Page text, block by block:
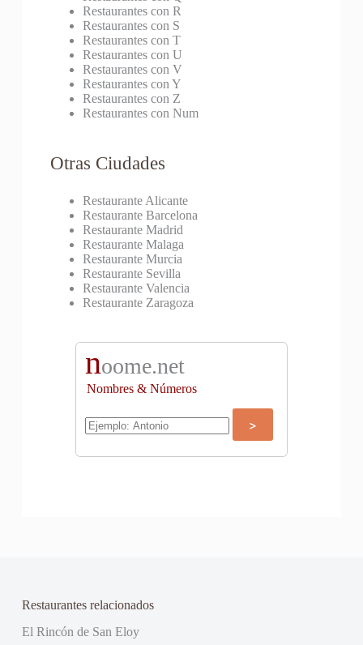
Restaurantes con R
Restaurantes con S
Restaurantes con T
Restaurantes con U
Restaurantes con V
Restaurantes con Y
Restaurantes con Z
Restaurantes con Num
Otras Ciudades
Restaurante Alicante
Restaurante Barcelona
Restaurante Madrid
Restaurante Malaga
Restaurante Murcia
Restaurante Sevilla
Restaurante Valencia
Restaurante Zaragoza
noome.net
Nombres & Números
Restaurantes relacionados
El Rincón de San Eloy